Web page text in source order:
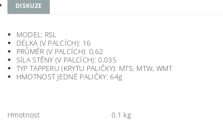
DISKUZE
MODEL: RSL
DÉLKA (V PALCÍCH): 16
PRŮMĚR (V PALCÍCH): 0,62
SÍLA STĚNY (V PALCÍCH): 0,035
TYP TAPPERU (KRYTU PALIČKY): MTS, MTW, WMT
HMOTNOST JEDNÉ PALIČKY: 64g
Hmotnost 0.1 kg